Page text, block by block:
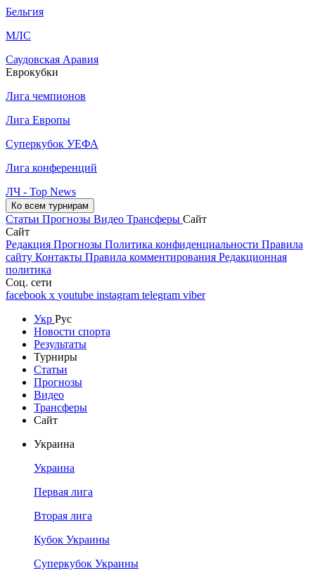
Бельгия
МЛС
Саудовская Аравия
Еврокубки
Лига чемпионов
Лига Европы
Суперкубок УЕФА
Лига конференций
ЛЧ - Top News
Ко всем турнирам
Статьи Прогнозы Видео Трансферы Сайт
Сайт
Редакция Прогнозы Политика конфиденциальности Правила
сайту Контакты Правила комментирования Редакционная
политика
Соц. сети
facebook x youtube instagram telegram viber
Укр Рус
Новости спорта
Результаты
Турниры
Статьи
Прогнозы
Видео
Трансферы
Сайт
Украина
Украина
Первая лига
Вторая лига
Кубок Украины
Суперкубок Украины